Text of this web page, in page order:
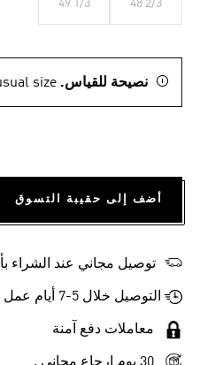
48 2/3
49 1/3
نصيحة للقياس. size.
أضف إلى حقيبة التسوق
توصيل مجاني عند الشراء بأكثر
التوصيل خلال 5-7 أيام عمل
معاملات دفع آمنة